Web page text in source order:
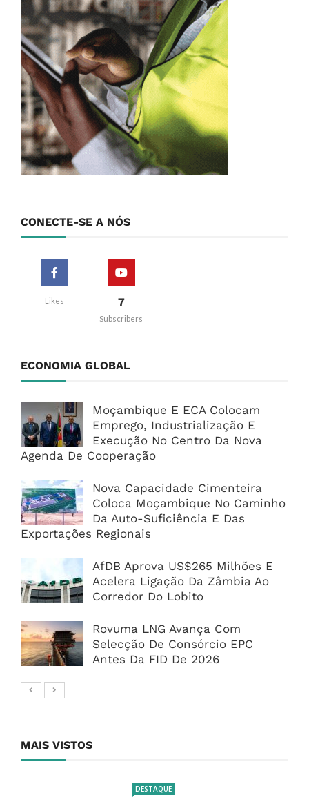
CONECTE-SE A NÓS
Likes 7
Subscribers
ECONOMIA GLOBAL
Moçambique E ECA Colocam
Emprego, Industrialização E
Execução No Centro Da Nova
Agenda De Cooperação
Nova Capacidade Cimenteira
Coloca Moçambique No Caminho
Da Auto-Suficiência E Das
Exportações Regionais
AfDB Aprova US$265 Milhões E
Acelera Ligação Da Zâmbia Ao
Corredor Do Lobito
Rovuma LNG Avança Com
Selecção De Consórcio EPC
Antes Da FID De 2026
MAIS VISTOS
DESTAQUE